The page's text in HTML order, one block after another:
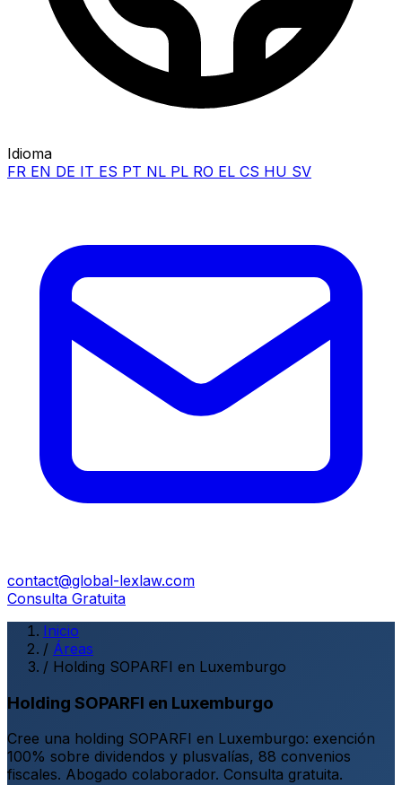
Idioma
FR EN DE IT ES PT NL PL RO EL CS HU SV
contact@global-lexlaw.com
Consulta Gratuita
Inicio
/ Áreas
/ Holding SOPARFI en Luxemburgo
Holding SOPARFI en Luxemburgo
Cree una holding SOPARFI en Luxemburgo: exención
100% sobre dividendos y plusvalías, 88 convenios
fiscales. Abogado colaborador. Consulta gratuita.